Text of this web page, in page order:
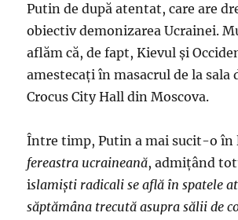
Putin de după atentat, care are
obiectiv demonizarea Ucrainei.
aflăm că, de fapt, Kievul şi
amestecaţi în masacrul de la sala
Crocus City Hall din Moscova.
Între timp, Putin a mai sucit-o în
fereastra ucraineană, admiţând
islamiști radicali se află în spatele
săptămâna trecută asupra sălii de